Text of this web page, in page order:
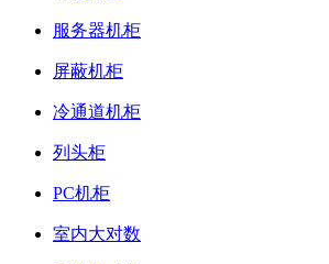
服务器机柜
屏蔽机柜
冷通道机柜
列头柜
PC机柜
室内大对数